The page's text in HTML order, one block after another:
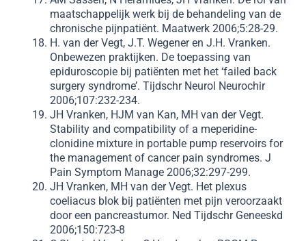
maatschappelijk werk bij de behandeling van de
chronische pijnpatiënt. Maatwerk 2006;5:28-29.
H. van der Vegt, J.T. Wegener en J.H. Vranken.
Onbewezen praktijken. De toepassing van
epiduroscopie bij patiënten met het ‘failed back
surgery syndrome’. Tijdschr Neurol Neurochir
2006;107:232-234.
JH Vranken, HJM van Kan, MH van der Vegt.
Stability and compatibility of a meperidine-
clonidine mixture in portable pump reservoirs for
the management of cancer pain syndromes. J
Pain Symptom Manage 2006;32:297-299.
JH Vranken, MH van der Vegt. Het plexus
coeliacus blok bij patiënten met pijn veroorzaakt
door een pancreastumor. Ned Tijdschr Geneeskd
2006;150:723-8